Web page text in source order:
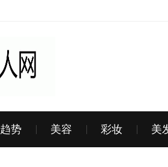
趋势 美容 彩妆 美